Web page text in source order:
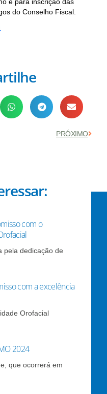
e para inscrição das
do Conselho Fiscal.
PRÓXIMO
com o
pela dedicação de
com a excelência
Orofacial
2024
que ocorrerá em